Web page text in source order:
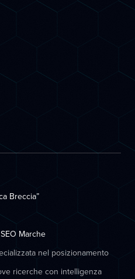
Breccia”
Marche
nel posizionamento
ricerche con intelligenza